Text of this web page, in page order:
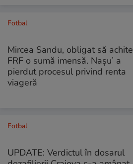
Fotbal
Mircea Sandu, obligat să achite
FRF o sumă imensă. Naşu’ a
pierdut procesul privind renta
viageră
Fotbal
UPDATE: Verdictul în dosarul